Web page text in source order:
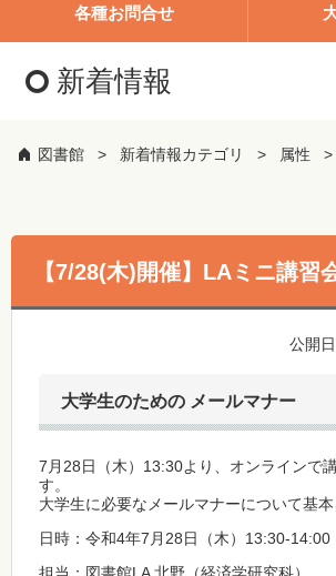
各種お問合せ
新着情報
図書館 新着情報カテゴリ 属性
【7/28(木)開催】LAミニ講習
公開
大学生のための メールマナー
7月28日（木）13:30より、オンラインで
す。
大学生に必要なメールマナーについて基本
日時：令和4年7月28日（木）13:30-14:00
担当：図書館LA 北野（経済学研究科）